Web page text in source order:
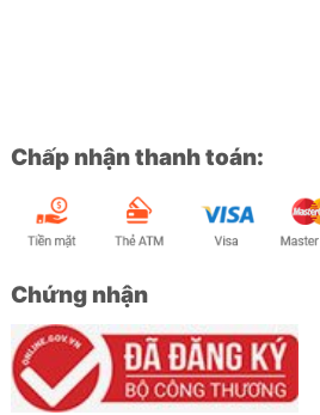
Chấp nhận thanh toán:
Chứng nhận